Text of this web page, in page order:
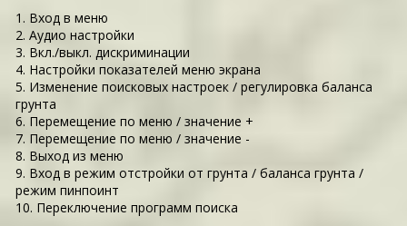
1. Вход в меню
2. Аудио настройки
3. Вкл./выкл. дискриминации
4. Настройки показателей меню экрана
5. Изменение поисковых настроек / регулировка баланса
грунта
6. Перемещение по меню / значение +
7. Перемещение по меню / значение -
8. Выход из меню
9. Вход в режим отстройки от грунта / баланса грунта /
режим пинпоинт
10. Переключение программ поиска